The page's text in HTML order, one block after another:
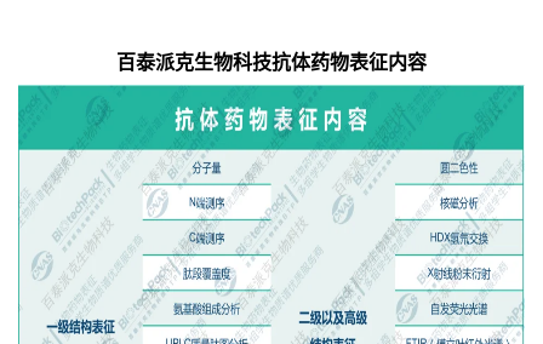
百泰派克生物科技抗体药物表征内容